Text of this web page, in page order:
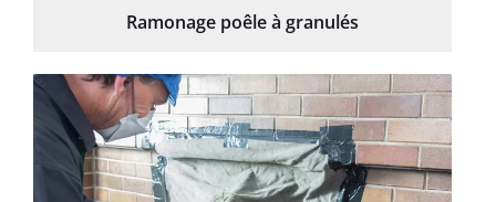
Ramonage poêle à granulés